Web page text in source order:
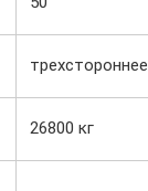
трехстороннее
26800 кг